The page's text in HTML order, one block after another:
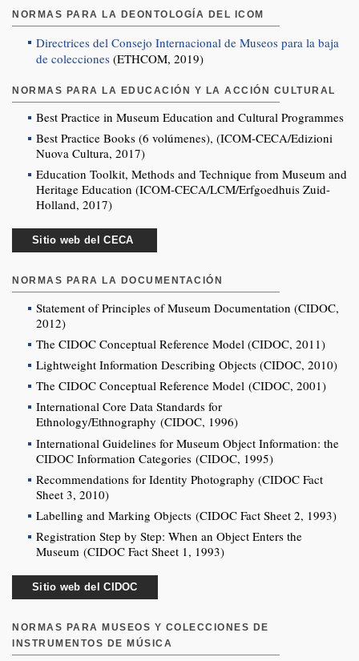
NORMAS PARA LA DEONTOLOGÍA DEL ICOM
Directrices del Consejo Internacional de Museos para la baja
de colecciones (ETHCOM, 2019)
NORMAS PARA LA EDUCACIÓN Y LA ACCIÓN CULTURAL
Best Practice in Museum Education and Cultural Programmes
Best Practice Books (6 volúmenes), (ICOM-CECA/Edizioni
Nuova Cultura, 2017)
Education Toolkit, Methods and Technique from Museum and
Heritage Education (ICOM-CECA/LCM/Erfgoedhuis Zuid-
Holland, 2017)
Sitio web del CECA
NORMAS PARA LA DOCUMENTACIÓN
Statement of Principles of Museum Documentation (CIDOC,
2012)
The CIDOC Conceptual Reference Model (CIDOC, 2011)
Lightweight Information Describing Objects (CIDOC, 2010)
The CIDOC Conceptual Reference Model (CIDOC, 2001)
International Core Data Standards for
Ethnology/Ethnography (CIDOC, 1996)
International Guidelines for Museum Object Information: the
CIDOC Information Categories (CIDOC, 1995)
Recommendations for Identity Photography (CIDOC Fact
Sheet 3, 2010)
Labelling and Marking Objects (CIDOC Fact Sheet 2, 1993)
Registration Step by Step: When an Object Enters the
Museum (CIDOC Fact Sheet 1, 1993)
Sitio web del CIDOC
NORMAS PARA MUSEOS Y COLECCIONES DE
INSTRUMENTOS DE MÚSICA